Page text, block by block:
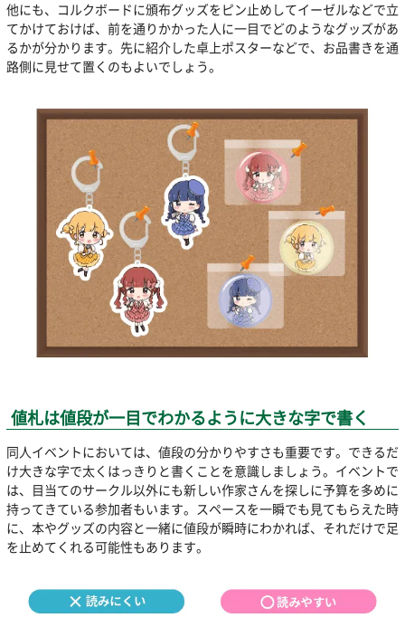
他にも、コルクボードに頒布グッズをピン止めしてイーゼルなどで立
てかけておけば、前を通りかかった人に一目でどのようなグッズがあ
るかが分かります。先に紹介した卓上ポスターなどで、お品書きを通
路側に見せて置くのもよいでしょう。
値札は値段が一目でわかるように大きな字で書く
同人イベントにおいては、値段の分かりやすさも重要です。できるだ
け大きな字で太くはっきりと書くことを意識しましょう。イベントで
は、目当てのサークル以外にも新しい作家さんを探しに予算を多めに
持ってきている参加者もいます。スペースを一瞬でも見てもらえた時
に、本やグッズの内容と一緒に値段が瞬時にわかれば、それだけで足
を止めてくれる可能性もあります。